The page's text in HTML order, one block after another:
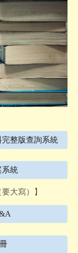
整版查詢系統
系統
大寫）】